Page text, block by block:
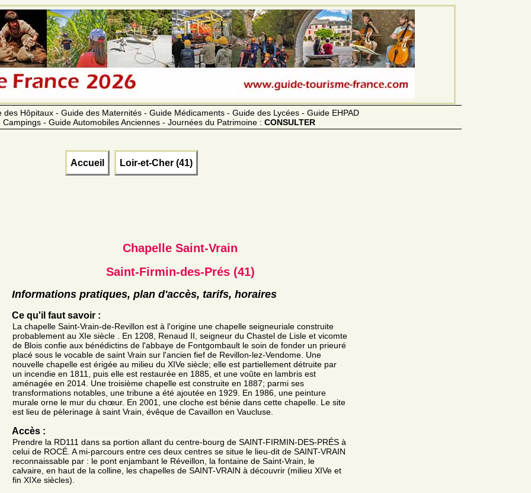
Hôpitaux - Guide des Maternités - Guide Médicaments - Guide des Lycées - Guide EHPAD
- Guide Automobiles Anciennes - Journées du Patrimoine : CONSULTER
Accueil Loir-et-Cher (41)
Chapelle Saint-Vrain
Saint-Firmin-des-Prés (41)
Informations pratiques, plan d'accès, tarifs, horaires
Ce qu'il faut savoir :
La chapelle Saint-Vrain-de-Revillon est à l'origine une chapelle seigneuriale construite
probablement au XIe siècle . En 1208, Renaud II, seigneur du Chastel de Lisle et vicomte
de Blois confie aux bénédictins de l'abbaye de Fontgombault le soin de fonder un prieuré
placé sous le vocable de saint Vrain sur l'ancien fief de Revillon-lez-Vendome. Une
nouvelle chapelle est érigée au milieu du XIVe siècle; elle est partiellement détruite par
un incendie en 1811, puis elle est restaurée en 1885, et une voûte en lambris est
aménagée en 2014. Une troisième chapelle est construite en 1887; parmi ses
transformations notables, une tribune a été ajoutée en 1929. En 1986, une peinture
murale orne le mur du chœur. En 2001, une cloche est bénie dans cette chapelle. Le site
est lieu de pèlerinage à saint Vrain, évêque de Cavaillon en Vaucluse.
Accès :
Prendre la RD111 dans sa portion allant du centre-bourg de SAINT-FIRMIN-DES-PRÉS à
celui de ROCÉ. A mi-parcours entre ces deux centres se situe le lieu-dit de SAINT-VRAIN
reconnaissable par : le pont enjambant le Réveillon, la fontaine de Saint-Vrain, le
calvaire, en haut de la colline, les chapelles de SAINT-VRAIN à découvrir (milieu XIVe et
fin XIXe siècles).